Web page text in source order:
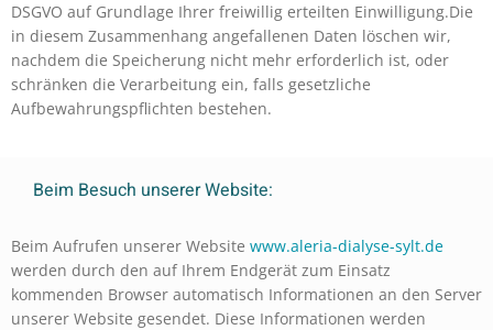
DSGVO auf Grundlage Ihrer freiwillig erteilten Einwilligung.Die
in diesem Zusammenhang angefallenen Daten löschen wir,
nachdem die Speicherung nicht mehr erforderlich ist, oder
schränken die Verarbeitung ein, falls gesetzliche
Aufbewahrungspflichten bestehen.
Beim Besuch unserer Website:
Beim Aufrufen unserer Website www.aleria-dialyse-sylt.de
werden durch den auf Ihrem Endgerät zum Einsatz
kommenden Browser automatisch Informationen an den Server
unserer Website gesendet. Diese Informationen werden